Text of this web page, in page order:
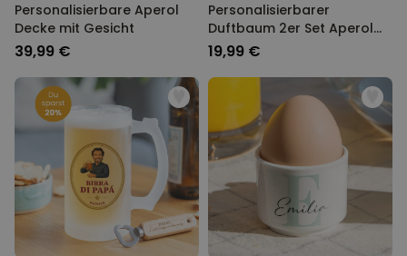
Personalisierbare Aperol
Decke mit Gesicht
39,99 €
Personalisierbarer
Duftbaum 2er Set Aperol
mit Gesicht
19,99 €